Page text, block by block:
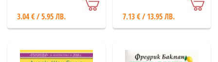
3.04 € / 5.95 ЛВ. 7.13 € / 13.95 ЛВ.